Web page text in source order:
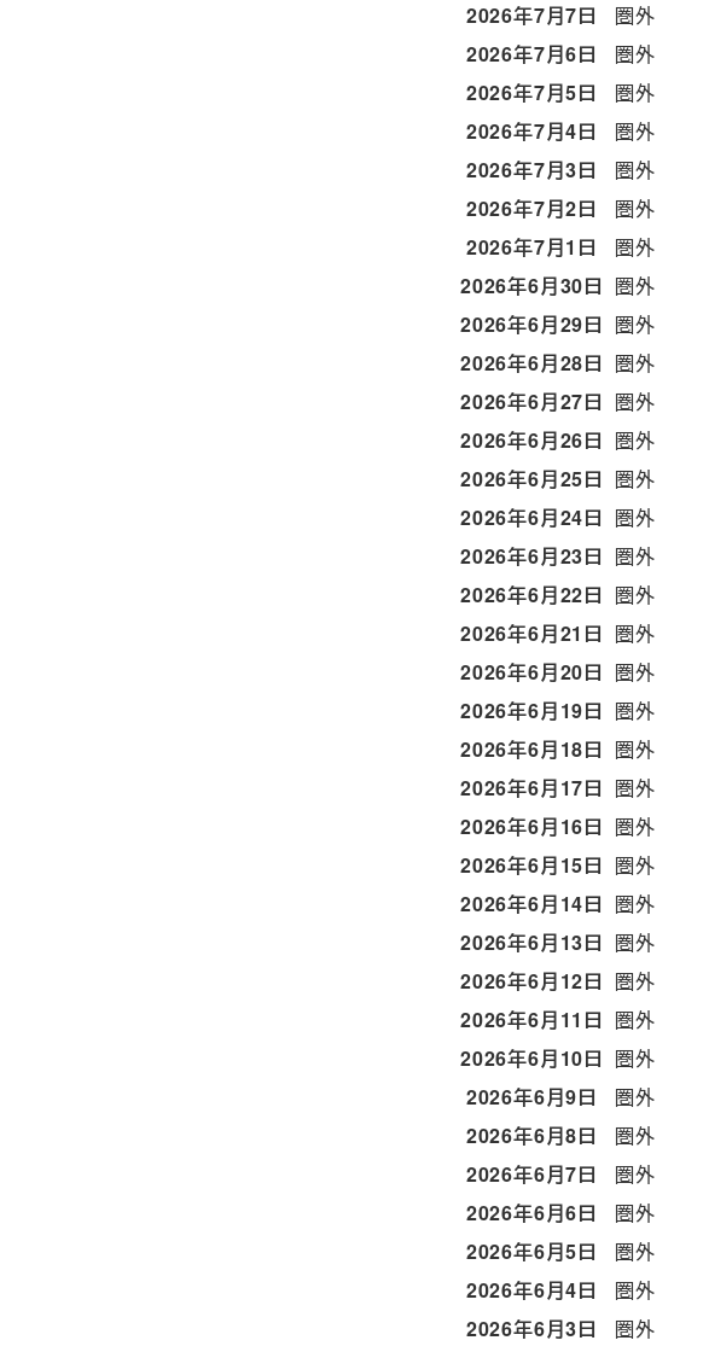
2026年7月7日
圏外
2026年7月6日
圏外
2026年7月5日
圏外
2026年7月4日
圏外
2026年7月3日
圏外
2026年7月2日
圏外
2026年7月1日
圏外
2026年6月30日 圏外
2026年6月29日 圏外
2026年6月28日 圏外
2026年6月27日 圏外
2026年6月26日 圏外
2026年6月25日 圏外
2026年6月24日 圏外
2026年6月23日 圏外
2026年6月22日 圏外
2026年6月21日 圏外
2026年6月20日 圏外
2026年6月19日 圏外
2026年6月18日 圏外
2026年6月17日 圏外
2026年6月16日 圏外
2026年6月15日 圏外
2026年6月14日 圏外
2026年6月13日 圏外
2026年6月12日 圏外
2026年6月11日 圏外
2026年6月10日 圏外
2026年6月9日
圏外
2026年6月8日
圏外
2026年6月7日
圏外
2026年6月6日
圏外
2026年6月5日
圏外
2026年6月4日
圏外
2026年6月3日
圏外